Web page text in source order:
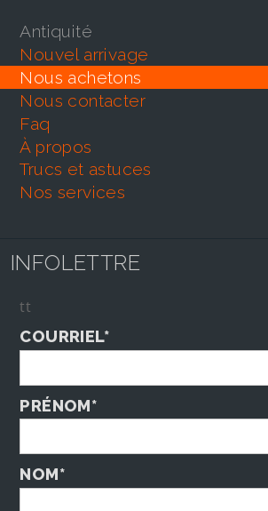
antiquité
nouvel arrivage
nous achetons
nous contacter
faq
À propos
trucs et astuces
nos services
INFOLETTRE
tt
COURRIEL*
PRÉNOM*
NOM*